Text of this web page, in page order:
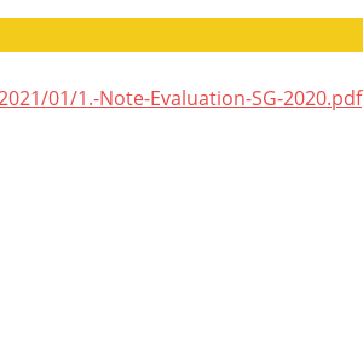
01/1.-Note-Evaluation-SG-2020.pdf